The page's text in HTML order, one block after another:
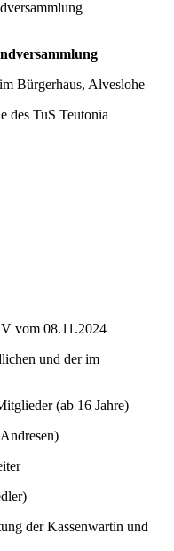
Bürgerhaus, Alveslohe
des TuS Teutonia
vom 08.11.2024
und der im
(ab 16 Jahre)
der Kassenwartin und